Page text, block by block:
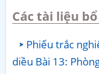
Các tài liệu
Phiếu trắc
diều Bài 13: